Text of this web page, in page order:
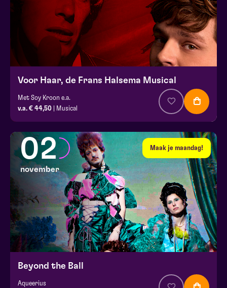
Voor Haar, de Frans Halsema Musical
Met Soy Kroon e.a.
v.a. € 44,50 | Musical
Maak je maandag!
02
november
Beyond the Ball
Aqueerius